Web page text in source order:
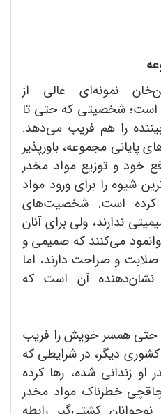
نمونه‌ای عالی از
شخصیتی که حتی تا
را هم فریب می‌دهد.
پایانی مجموعه، باورپذیر
خود و توزیع مواد مخدر
شیوه را برای ورود مواد
کرده است. شخصیت‌های
ندارند، ولی برای آنان
می‌کنند که صمیمی و
و صراحت دارند، اما
نشان‌دهنده آن است که
حتی همسر خویش را فریب
دیگر، در شرایطی که
زندانی شده، رها کرده
خطرناک مواد مخدر